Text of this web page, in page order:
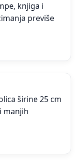
knjiga i
previše
širine 25 cm
manjih